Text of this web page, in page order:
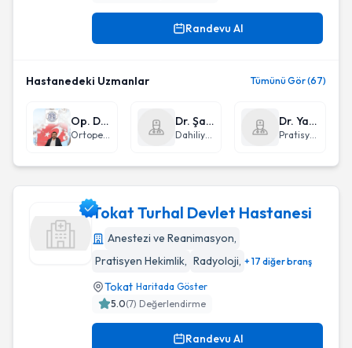
Randevu Al
Hastanedeki Uzmanlar Tümünü Gör (67)
Op. Dr. Orhan Balta
Ortopedi ve Travmatoloji
Dr. Şafak Şahin
Dahiliye - İç Hastalıkları
Dr. Yasin Taşkın
Pratisyen Hekimlik
Tokat Turhal Devlet Hastanesi
Anestezi ve Reanimasyon,
Pratisyen Hekimlik, Radyoloji, + 17 diğer branş
Tokat Haritada Göster
5.0(7) Değerlendirme
Randevu Al